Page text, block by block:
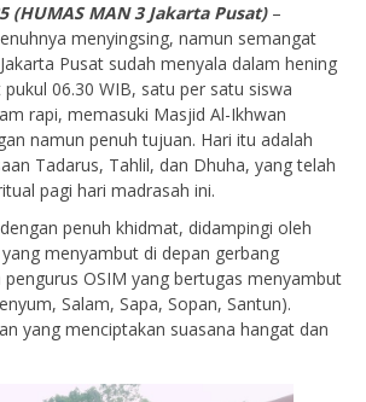
(HUMAS MAN 3 Jakarta Pusat)–
menyingsing, namun semangat
Pusat sudah menyala dalam hening
06.30 WIB, satu per satu siswa
rapi, memasuki Masjid Al-Ikhwan
namun penuh tujuan. Hari itu adalah
Tadarus, Tahlil, dan Dhuha, yang telah
pagi hari madrasah ini.
penuh khidmat, didampingi oleh
menyambut di depan gerbang
OSIM yang bertugas menyambut
Salam, Sapa, Sopan, Santun).
yang menciptakan suasana hangat dan